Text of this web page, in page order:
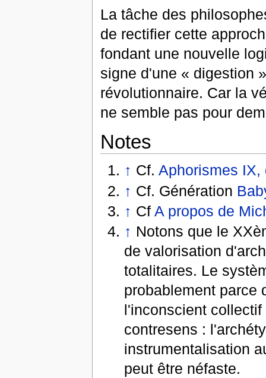
La tâche des
de rectifier cette
fondant une nouvelle
signe d'une « digestion
révolutionnaire. Car la
ne semble pas pour
Notes
↑ Cf.Aphorismes
↑ Cf. Génération
↑ CfA propos de
↑ Notons que le
de valorisation
totalitaires. Le
probablement parce
l'inconscient
contresens :
instrumentalisation
peut être néfaste.